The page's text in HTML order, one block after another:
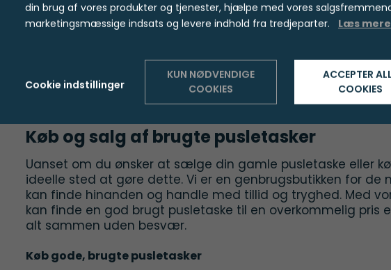
Køb og salg af brugte pusletasker
Uanset om du ønsker at sælge din gamle pusletaske eller
ideelle sted at gøre dette. Vi er en genbrugsbutikken for
kan finde hinanden og handle med tillid og tryghed. Med
kan finde en god brugt pusletaske til en overkommelig pris
alt sammen uden besvær.
Køb gode, brugte pusletasker
din brug af vores produkter og tjenester, hjælpe med vores
marketingsmæssige indsats og levere indhold fra tredjeparter. Læs mere
Cookie indstillinger
KUN NØDVENDIGE
COOKIES
ACCEPTER
COOKIES